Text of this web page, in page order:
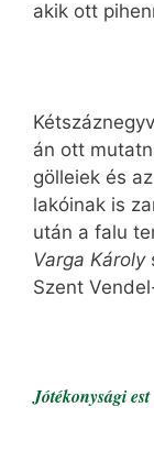
akik ott
án ott
gölleiek és
lakóinak is
után a falu
Varga Károly
Szent
Jótékonysági est